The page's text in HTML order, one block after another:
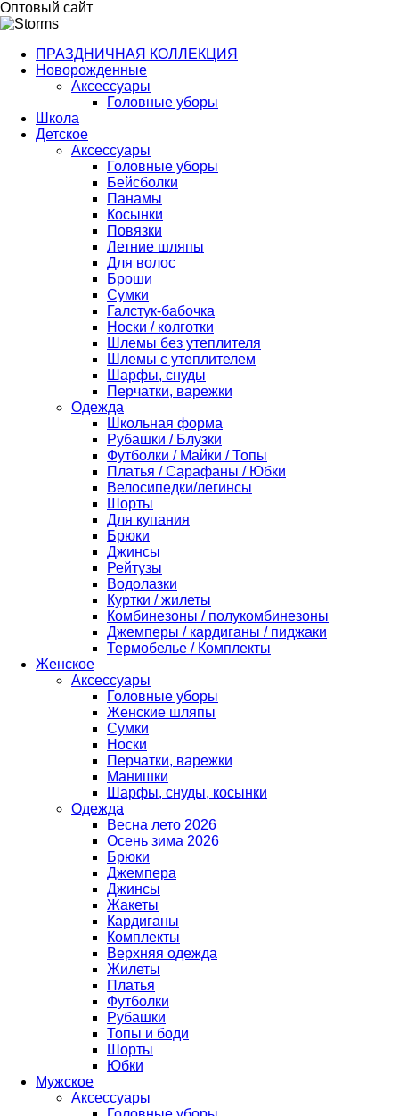
Оптовый сайт
ПРАЗДНИЧНАЯ КОЛЛЕКЦИЯ
Новорожденные
Аксессуары
Головные уборы
Школа
Детское
Аксессуары
Головные уборы
Бейсболки
Панамы
Косынки
Повязки
Летние шляпы
Для волос
Броши
Сумки
Галстук-бабочка
Носки / колготки
Шлемы без утеплителя
Шлемы с утеплителем
Шарфы, снуды
Перчатки, варежки
Одежда
Школьная форма
Рубашки / Блузки
Футболки / Майки / Топы
Платья / Сарафаны / Юбки
Велосипедки/легинсы
Шорты
Для купания
Брюки
Джинсы
Рейтузы
Водолазки
Куртки / жилеты
Комбинезоны / полукомбинезоны
Джемперы / кардиганы / пиджаки
Термобелье / Комплекты
Женское
Аксессуары
Головные уборы
Женские шляпы
Сумки
Носки
Перчатки, варежки
Манишки
Шарфы, снуды, косынки
Одежда
Весна лето 2026
Осень зима 2026
Брюки
Джемпера
Джинсы
Жакеты
Кардиганы
Комплекты
Верхняя одежда
Жилеты
Платья
Футболки
Рубашки
Топы и боди
Шорты
Юбки
Мужское
Аксессуары